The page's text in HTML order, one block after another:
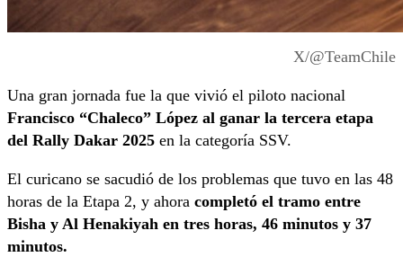
X/@TeamChile
Una gran jornada fue la que vivió el piloto nacional
Francisco “Chaleco” López al ganar la tercera etapa
del Rally Dakar 2025 en la categoría SSV.
El curicano se sacudió de los problemas que tuvo en las 48
horas de la Etapa 2, y ahora completó el tramo entre
Bisha y Al Henakiyah en tres horas, 46 minutos y 37
minutos.